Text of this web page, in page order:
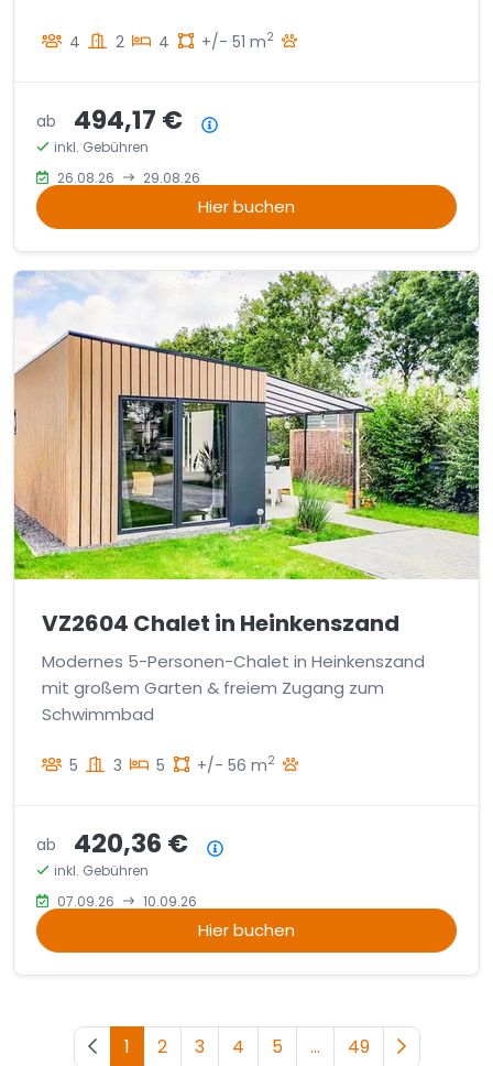
4 2 4 +/- 51 m2
ab 494,17 €
inkl. Gebühren
26.08.26
29.08.26
Hier buchen
VZ2604 Chalet in Heinkenszand
Modernes 5-Personen-Chalet in Heinkenszand
mit großem Garten & freiem Zugang zum
Schwimmbad
5 3 5 +/- 56 m2
ab 420,36 €
inkl. Gebühren
07.09.26
10.09.26
Hier buchen
Vorherige Seite
1 2 3 4 5 ... 49 Nächste